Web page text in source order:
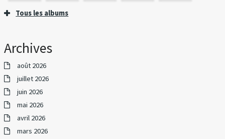
Tous les albums
Archives
août 2026
juillet 2026
juin 2026
mai 2026
avril 2026
mars 2026